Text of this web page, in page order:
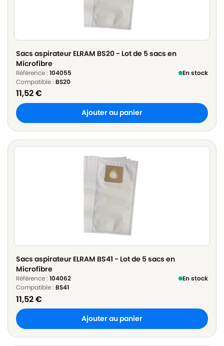
Sacs aspirateur ELRAM BS20 - Lot de 5 sacs en
Microfibre
Référence : 104055
En stock
Compatible : BS20
11,52€
Ajouter au panier
Sacs aspirateur ELRAM BS41 - Lot de 5 sacs en
Microfibre
Référence : 104062
En stock
Compatible : BS41
11,52€
Ajouter au panier